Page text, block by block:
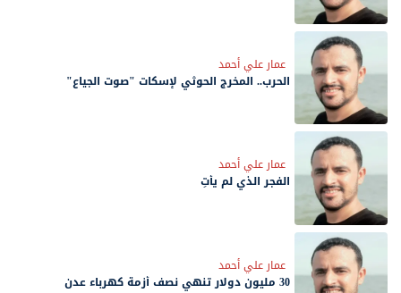
عمار علي أحمد
الحرب.. المخرج الحوثي لإسكات "صوت الجياع"
عمار علي أحمد
الفجر الذي لم يأتِ
عمار علي أحمد
30 مليون دولار تنهي نصف أزمة كهرباء عدن